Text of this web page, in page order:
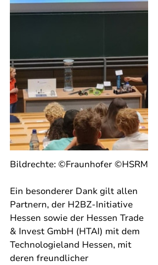
Bildrechte: ©Fraunhofer ©HSRM
Ein besonderer Dank gilt allen
Partnern, der H2BZ-Initiative
Hessen sowie der Hessen Trade
& Invest GmbH (HTAI) mit dem
Technologieland Hessen, mit
deren freundlicher